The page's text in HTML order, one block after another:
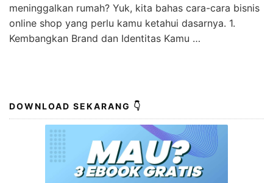
meninggalkan rumah? Yuk, kita bahas cara-cara bisnis
online shop yang perlu kamu ketahui dasarnya. 1.
Kembangkan Brand dan Identitas Kamu …
DOWNLOAD SEKARANG 👇